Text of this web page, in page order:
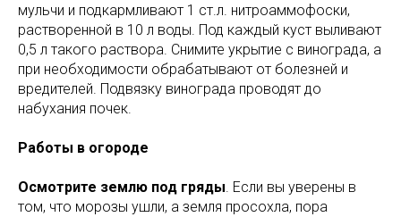
мульчи и подкармливают 1 ст.л. нитроаммофоски,
растворенной в 10 л воды. Под каждый куст выливают
0,5 л такого раствора. Снимите укрытие с винограда, а
при необходимости обрабатывают от болезней и
вредителей. Подвязку винограда проводят до
набухания почек.
Работы в огороде
Осмотрите землю под гряды. Если вы уверены в
том, что морозы ушли, а земля просохла, пора